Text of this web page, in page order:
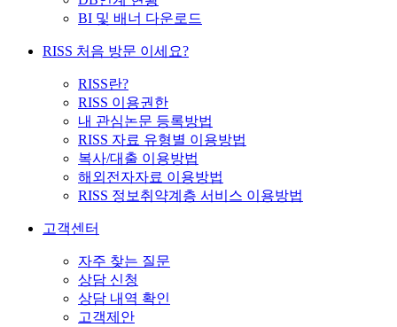
BI 및 배너 다운로드
RISS 처음 방문 이세요?
RISS란?
RISS 이용권한
내 관심논문 등록방법
RISS 자료 유형별 이용방법
복사/대출 이용방법
해외전자자료 이용방법
RISS 정보취약계층 서비스 이용방법
고객센터
자주 찾는 질문
상담 신청
상담 내역 확인
고객제안